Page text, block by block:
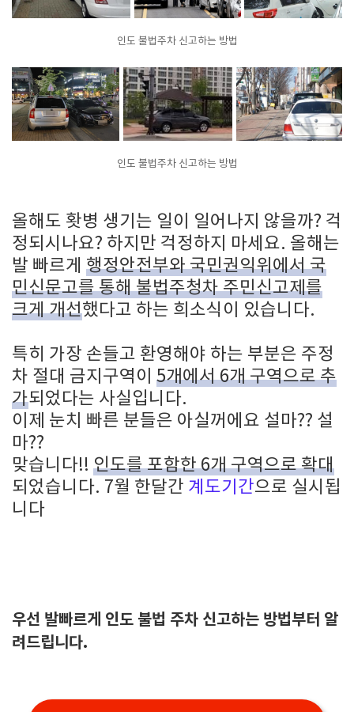
인도 불법주차 신고하는 방법
인도 불법주차 신고하는 방법
올해도 홧병 생기는 일이 일어나지 않을까? 걱
정되시나요? 하지만 걱정하지 마세요. 올해는
발 빠르게 행정안전부와 국민권익위에서 국
민신문고를 통해 불법주청차 주민신고제를
크게 개선했다고 하는 희소식이 있습니다.
특히 가장 손들고 환영해야 하는 부분은 주정
차 절대 금지구역이 5개에서 6개 구역으로 추
가되었다는 사실입니다.
이제 눈치 빠른 분들은 아실꺼에요 설마?? 설
마??
맞습니다!! 인도를 포함한 6개 구역으로 확대
되었습니다. 7월 한달간 계도기간으로 실시됩
니다
우선 발빠르게 인도 불법 주차 신고하는 방법부터 알
려드립니다.